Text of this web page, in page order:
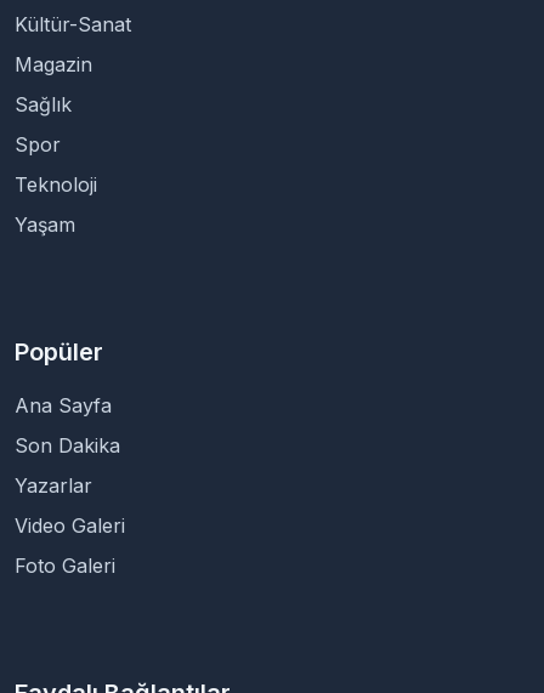
Kültür-Sanat
Magazin
Sağlık
Spor
Teknoloji
Yaşam
Popüler
Ana Sayfa
Son Dakika
Yazarlar
Video Galeri
Foto Galeri